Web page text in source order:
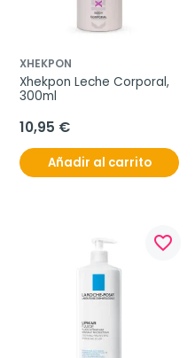
XHEKPON
Xhekpon Leche Corporal,
300ml
10,95 €
Añadir al carrito
favorite_border